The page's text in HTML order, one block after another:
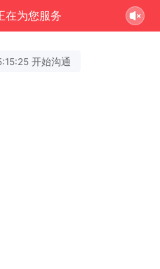
在为您服务
开始沟通